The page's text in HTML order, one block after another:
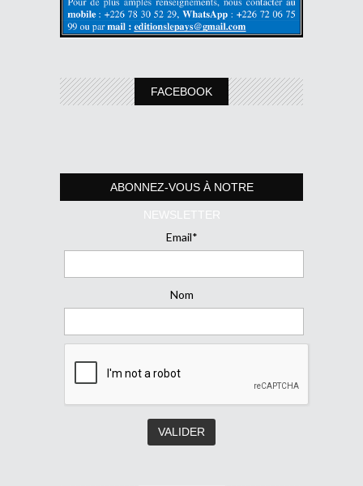
FACEBOOK
ABONNEZ-VOUS À NOTRE
NEWSLETTER
Email*
Nom